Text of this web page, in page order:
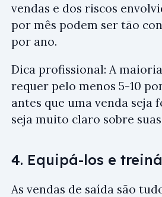
vendas e dos riscos
por mês podem ser tão
por ano.
Dica profissional: A
requer pelo menos 5-10
antes que uma venda seja
seja muito claro sobre
4. Equipá-los e
As vendas de saída são